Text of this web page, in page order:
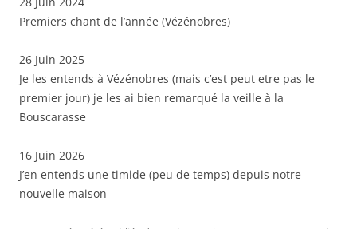
Premiers chant de l’année (Vézénobres)
26 Juin 2025
Je les entends à Vézénobres (mais c’est peut etre pas le
premier jour) je les ai bien remarqué la veille à la
Bouscarasse
16 Juin 2026
J’en entends une timide (peu de temps) depuis notre
nouvelle maison